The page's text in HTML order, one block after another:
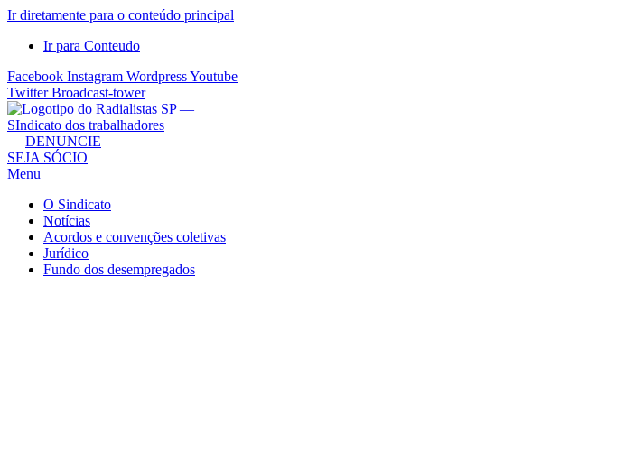
Ir diretamente para o conteúdo principal
Ir para Conteudo
Facebook Instagram WordpressYoutube
Twitter Broadcast-tower
Sindicato
dos
Radialistas
São
Paulo
Sindicato
DENUNCIE
SEJA SÓCIO
Menu
O Sindicato
Notícias
Acordos e convenções coletivas
Jurídico
Fundo dos desempregados